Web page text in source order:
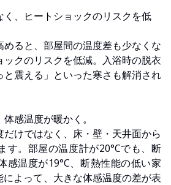
、ヒートショックのリスクを低
ると、部屋間の温度差も少なくな
ックのリスクを低減。入浴時の脱衣
震える」といった寒さも解消され
感温度が暖かく。
だけではなく、床・壁・天井面から
す。部屋の温度計が20°Cでも、断
感温度が19°C、断熱性能の低い家
によって、大きな体感温度の差が表